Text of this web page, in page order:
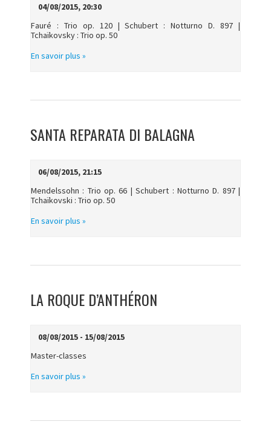
04/08/2015, 20:30
Fauré : Trio op. 120 | Schubert : Notturno D. 897 |
Tchaïkovsky : Trio op. 50
En savoir plus »
SANTA REPARATA DI BALAGNA
06/08/2015, 21:15
Mendelssohn : Trio op. 66 | Schubert : Notturno D. 897 |
Tchaïkovski : Trio op. 50
En savoir plus »
LA ROQUE D’ANTHÉRON
08/08/2015 - 15/08/2015
Master-classes
En savoir plus »